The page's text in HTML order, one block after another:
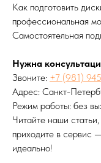
Как подготовить
профессиональная
Самостоятельная
Нужна
Звоните: +7 (981)
Адрес: Санкт-
Режим работы: без
Читайте наши
приходите в сервис
идеально!